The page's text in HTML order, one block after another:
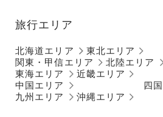
旅行エリア
北海道エリア
東北エリア
関東・甲信エリア
北陸エリア
東海エリア
近畿エリア
中国エリア
四
九州エリア
沖縄エリア